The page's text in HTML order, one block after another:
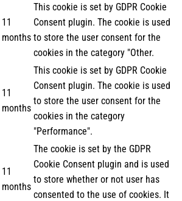
11
months
This cookie is set by GDPR Cookie
Consent plugin. The cookie is used
to store the user consent for the
cookies in the category "Other.
11
months
This cookie is set by GDPR Cookie
Consent plugin. The cookie is used
to store the user consent for the
cookies in the category
"Performance".
11
months
The cookie is set by the GDPR
Cookie Consent plugin and is used
to store whether or not user has
consented to the use of cookies. It